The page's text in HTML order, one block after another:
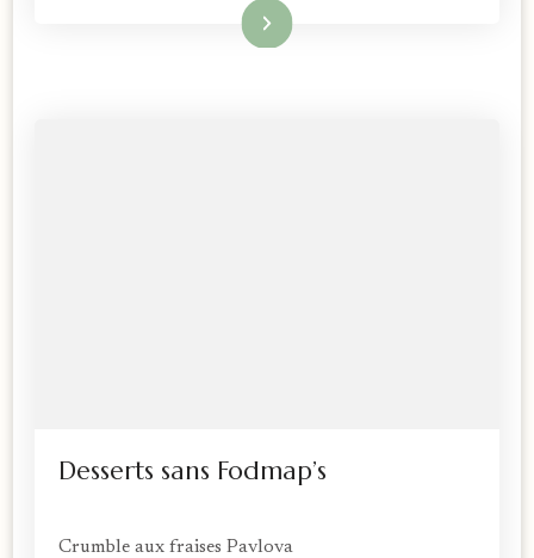
Lire la suite
Desserts sans Fodmap’s
Crumble aux fraises Pavlova